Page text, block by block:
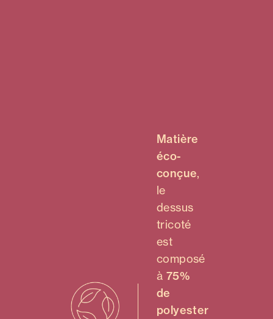
Matière
éco-
conçue,
le
dessus
tricoté
est
composé
à 75%
de
polyester